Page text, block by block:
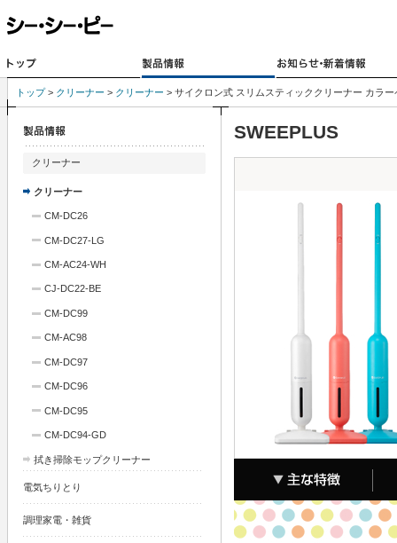
トップ> クリーナー > クリーナー > サイクロン式 スリムスティッククリーナー カラ
クリーナー
クリーナー
CM-DC26
CM-DC27-LG
CM-AC24-WH
CJ-DC22-BE
CM-DC99
CM-AC98
CM-DC97
CM-DC96
CM-DC95
CM-DC94-GD
拭き掃除モップクリーナー
電気ちりとり
調理家電・雑貨
SWEEPLUS